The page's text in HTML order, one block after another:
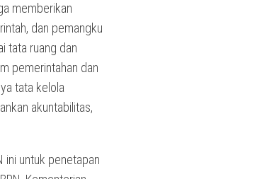
memberikan
dan pemangku
tata ruang dan
pemerintahan dan
tata kelola
akuntabilitas,
ini untuk penetapan